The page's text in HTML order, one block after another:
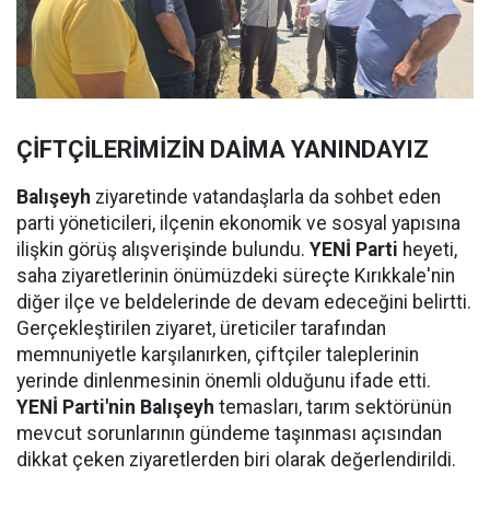
ÇİFTÇİLERİMİZİN DAİMA YANINDAYIZ
Balışeyh ziyaretinde vatandaşlarla da sohbet eden
parti yöneticileri, ilçenin ekonomik ve sosyal yapısına
ilişkin görüş alışverişinde bulundu. YENİ Parti heyeti,
saha ziyaretlerinin önümüzdeki süreçte Kırıkkale'nin
diğer ilçe ve beldelerinde de devam edeceğini belirtti.
Gerçekleştirilen ziyaret, üreticiler tarafından
memnuniyetle karşılanırken, çiftçiler taleplerinin
yerinde dinlenmesinin önemli olduğunu ifade etti.
YENİ Parti'nin Balışeyh temasları, tarım sektörünün
mevcut sorunlarının gündeme taşınması açısından
dikkat çeken ziyaretlerden biri olarak değerlendirildi.